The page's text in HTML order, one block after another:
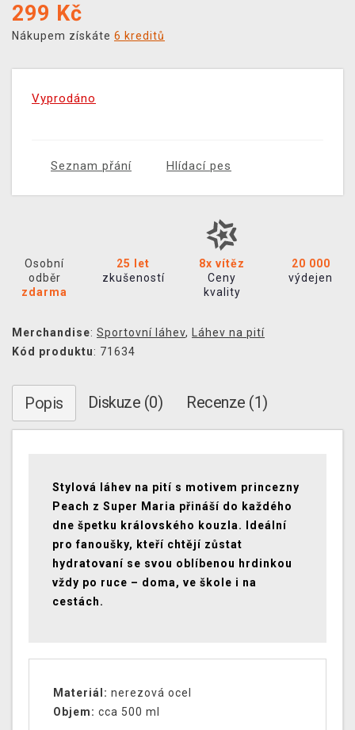
299 Kč
Nákupem získáte 6 kreditů
Vyprodáno
Seznam přání Hlídací pes
Osobní
odběr
zdarma
25 let
zkušeností
8x vítěz
Ceny
kvality
20 000
výdejen
Merchandise: Sportovní láhev, Láhev na pití
Kód produktu: 71634
Popis Diskuze (0) Recenze (1)
Stylová láhev na pití s motivem princezny
Peach z Super Maria přináší do každého
dne špetku královského kouzla. Ideální
pro fanoušky, kteří chtějí zůstat
hydratovaní se svou oblíbenou hrdinkou
vždy po ruce – doma, ve škole i na
cestách.
Materiál: nerezová ocel
Objem: cca 500 ml